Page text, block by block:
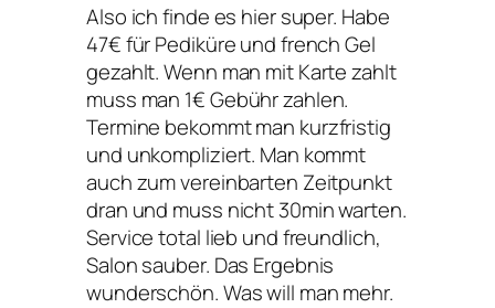
Also ich finde es hier super. Habe
47€ für Pediküre und french Gel
gezahlt. Wenn man mit Karte zahlt
muss man 1€ Gebühr zahlen.
Termine bekommt man kurzfristig
und unkompliziert. Man kommt
auch zum vereinbarten Zeitpunkt
dran und muss nicht 30min warten.
Service total lieb und freundlich,
Salon sauber. Das Ergebnis
wunderschön. Was will man mehr.